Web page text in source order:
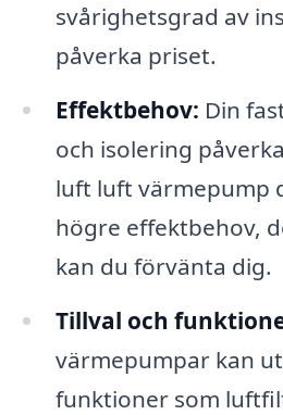
svårighetsgrad av
påverka priset.
Effektbehov: Din
och isolering
luft luft värmepump
högre effektbehov,
kan du förvänta dig.
Tillval och
värmepumpar kan
funktioner som